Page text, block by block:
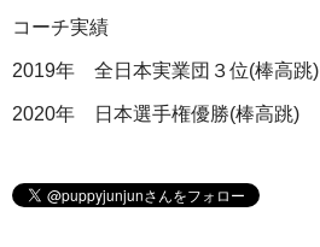
コーチ実績
2019年 全日本実業団３位(棒高跳)
2020年 日本選手権優勝(棒高跳)